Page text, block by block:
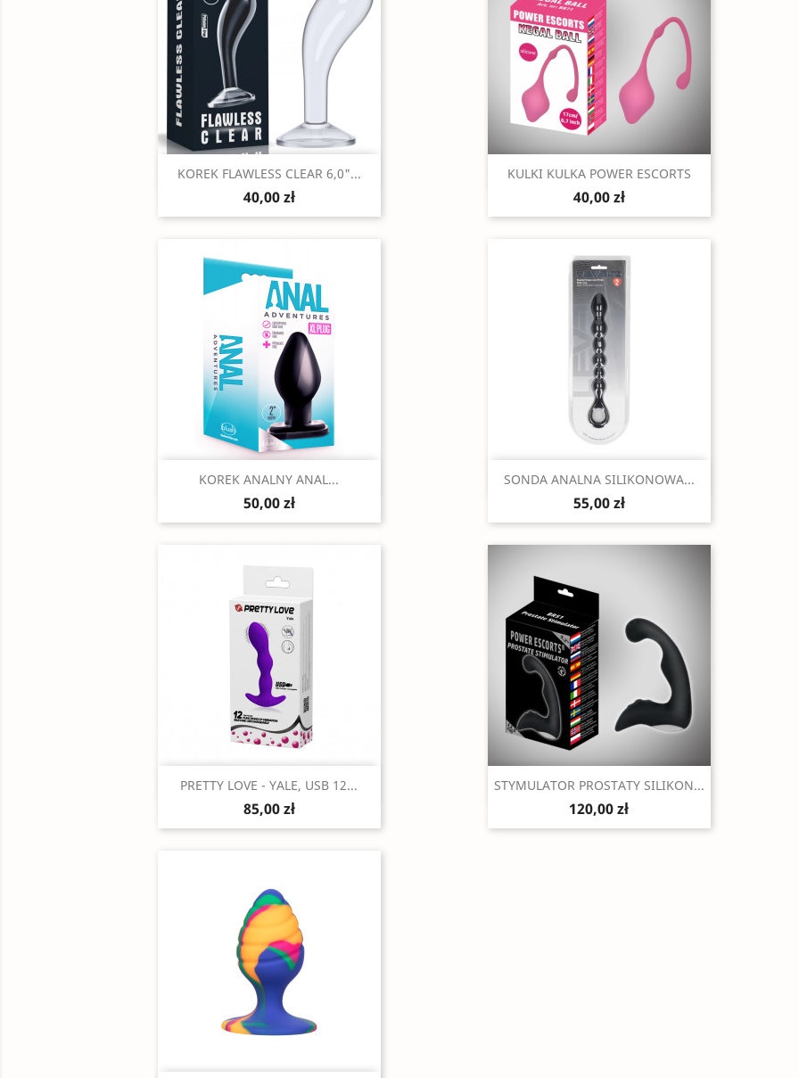
Szybki podgląd
KOREK FLAWLESS CLEAR 6,0"...
40,00 zł
Szybki podgląd
KULKI KULKA POWER ESCORTS
40,00 zł
Szybki podgląd
KOREK ANALNY ANAL...
50,00 zł
Szybki podgląd
SONDA ANALNA SILIKONOWA...
55,00 zł
 Szybki podgląd
PRETTY LOVE - YALE, USB 12...
85,00 zł
Szybki podgląd
STYMULATOR PROSTATY SILIKON...
120,00 zł